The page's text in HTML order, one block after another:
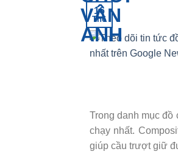
16
Th6
Trong danh mục
chạy nhất.
giúp cầu trượt giữ